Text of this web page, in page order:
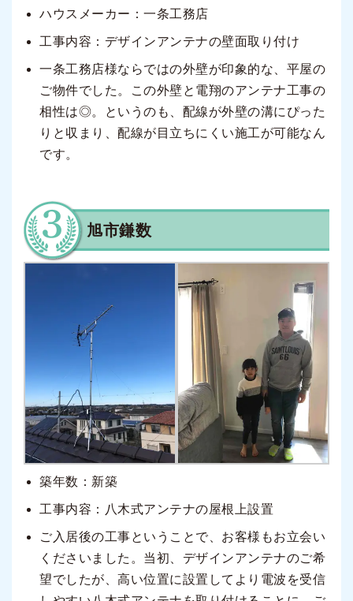
ハウスメーカー：一条工務店
工事内容：デザインアンテナの壁面取り付け
一条工務店様ならではの外壁が印象的な、平屋の
ご物件でした。この外壁と電翔のアンテナ工事の
相性は◎。というのも、配線が外壁の溝にぴった
りと収まり、配線が目立ちにくい施工が可能なん
です。
旭市鎌数
築年数：新築
工事内容：八木式アンテナの屋根上設置
ご入居後の工事ということで、お客様もお立会い
くださいました。当初、デザインアンテナのご希
望でしたが、高い位置に設置してより電波を受信